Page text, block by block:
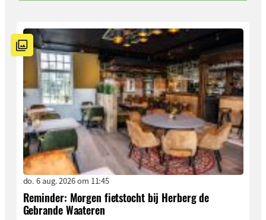
do. 6 aug. 2026 om 11:45
Reminder: Morgen fietstocht bij Herberg de
Gebrande Waateren